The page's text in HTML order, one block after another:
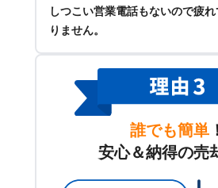
しつこい営業電話もないので疲
りません。
誰でも簡単 ！
安心＆納得の売